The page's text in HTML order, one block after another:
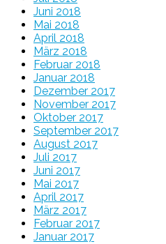
Juni 2018
Mai 2018
April 2018
März 2018
Februar 2018
Januar 2018
Dezember 2017
November 2017
Oktober 2017
September 2017
August 2017
Juli 2017
Juni 2017
Mai 2017
April 2017
März 2017
Februar 2017
Januar 2017